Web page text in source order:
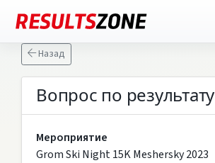
Назад
Вопрос по результату
Мероприятие
Grom Ski Night 15K Meshersky 2023